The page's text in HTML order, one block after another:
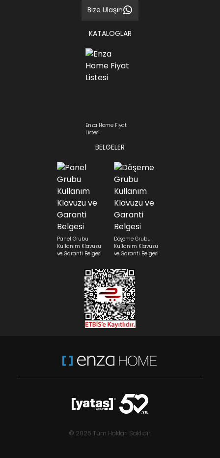
Bize Ulaşın
KATALOGLAR
Enza Home Fiyat
Listesi
BELGELER
Panel Grubu
Kullanım Klavuzu
ve Garanti Belgesi
Döşeme Grubu
Kullanım Klavuzu
ve Garanti Belgesi
© 2026 Tüm Hakları Saklıdır.